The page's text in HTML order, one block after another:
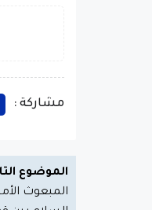
مشاركة :
الموضوع
المبعوث